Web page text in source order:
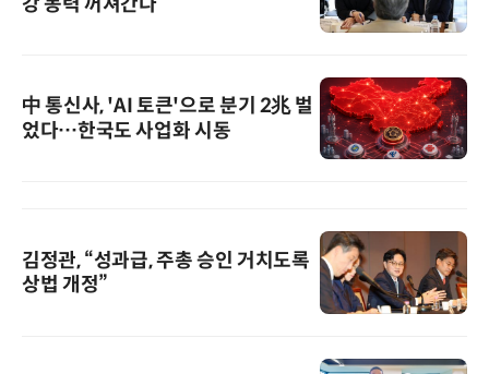
中 통신사, 'AI 토큰'으로 분기 2兆 벌
었다…한국도 사업화 시동
김정관, “성과급, 주총 승인 거치도록
상법 개정”